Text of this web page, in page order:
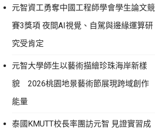
元智資工勇奪中國工程師學會學生論文競
賽3獎項 夜間AI視覺、自駕與邊緣運算研
究受肯定
元智大學師生以藝術描繪珍珠海岸新樣
貌 2026桃園地景藝術節展現跨域創作
能量
泰國KMUTT校長率團訪元智 見證實習成